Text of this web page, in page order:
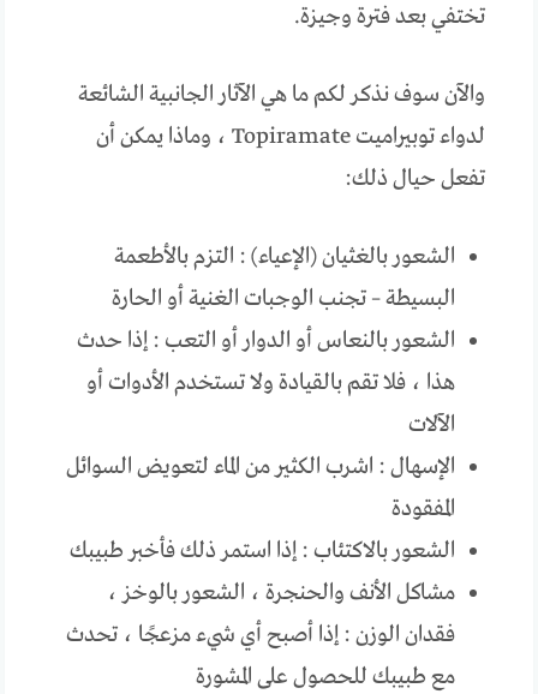
تختفي بعد فترة وجيزة.
والآن سوف نذكر لكم ما هي الآثار الجانبية الشائعة
لدواء توبيراميت Topiramate ، وماذا يمكن أن
تفعل حيال ذلك:
الشعور بالغثيان (الإعياء) : التزم بالأطعمة
البسيطة – تجنب الوجبات الغنية أو الحارة
الشعور بالنعاس أو الدوار أو التعب : إذا حدث
هذا ، فلا تقم بالقيادة ولا تستخدم الأدوات أو
الآلات
الإسهال : اشرب الكثير من الماء لتعويض السوائل
المفقودة
الشعور بالاكتئاب : إذا استمر ذلك فأخبر طبيبك
مشاكل الأنف والحنجرة ، الشعور بالوخز ،
فقدان الوزن : إذا أصبح أي شيء مزعجًا ، تحدث
مع طبيبك للحصول على المشورة